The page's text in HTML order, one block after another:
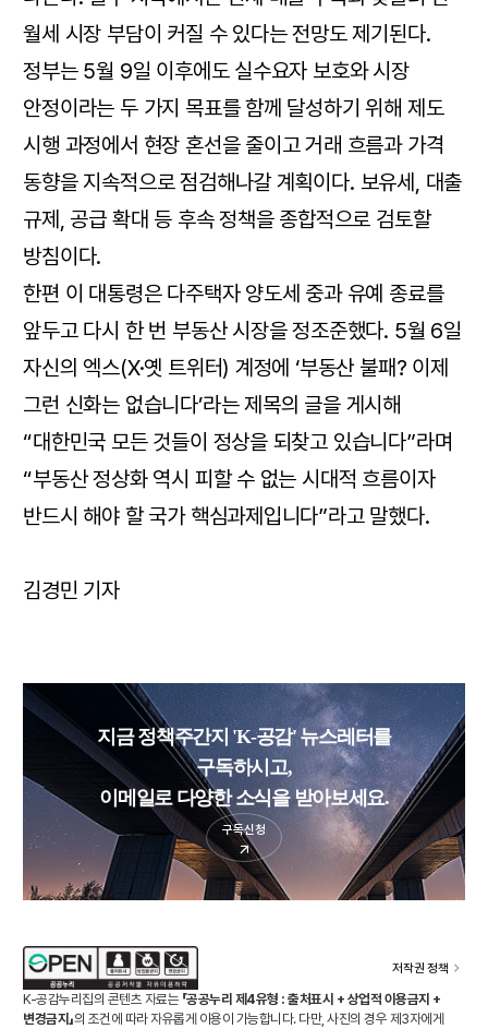
월세 시장 부담이 커질 수 있다는 전망도 제기된다.
정부는 5월 9일 이후에도 실수요자 보호와 시장
안정이라는 두 가지 목표를 함께 달성하기 위해 제도
시행 과정에서 현장 혼선을 줄이고 거래 흐름과 가격
동향을 지속적으로 점검해나갈 계획이다. 보유세, 대출
규제, 공급 확대 등 후속 정책을 종합적으로 검토할
방침이다.
한편 이 대통령은 다주택자 양도세 중과 유예 종료를
앞두고 다시 한 번 부동산 시장을 정조준했다. 5월 6일
자신의 엑스(X·옛 트위터) 계정에 ‘부동산 불패? 이제
그런 신화는 없습니다’라는 제목의 글을 게시해
“대한민국 모든 것들이 정상을 되찾고 있습니다”라며
“부동산 정상화 역시 피할 수 없는 시대적 흐름이자
반드시 해야 할 국가 핵심과제입니다”라고 말했다.
김경민 기자
지금 정책주간지 'K-공감' 뉴스레터를
구독하시고,
이메일로 다양한 소식을 받아보세요.
구독신청
저작권 정책
K-공감누리집의 콘텐츠 자료는 「공공누리 제4유형 : 출처표시 + 상업적 이용금지 +
변경금지」의 조건에 따라 자유롭게 이용이 가능합니다. 다만, 사진의 경우 제3자에게